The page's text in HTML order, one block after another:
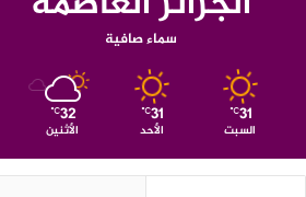
سماء صافية
31
℃
السبت
31
℃
الأحد
32
℃
الأثنين